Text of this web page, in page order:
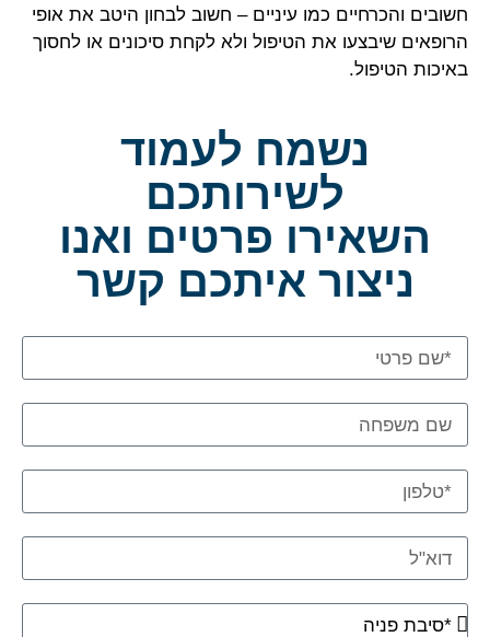
חשובים והכרחיים כמו עיניים – חשוב לבחון היטב את אופי
הרופאים שיבצעו את הטיפול ולא לקחת סיכונים או לחסוך
באיכות הטיפול.
נשמח לעמוד
לשירותכם
השאירו פרטים ואנו
ניצור איתכם קשר
שם
שם
טלפון
דוא"ל
סיבת